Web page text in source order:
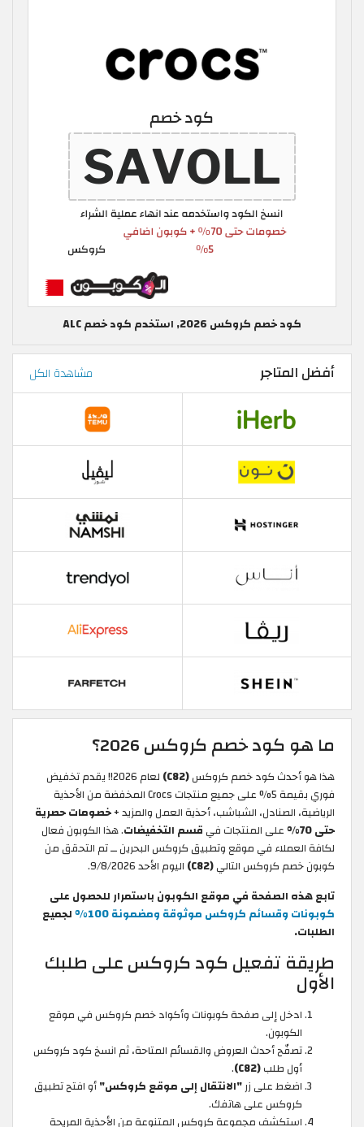
كود خصم كروكس 2026, استخدم كود خصم ALC
أفضل المتاجر مشاهدة الكل
ما هو كود خصم كروكس 2026؟
هذا هو أحدث كود خصم كروكس(C82)
لعام 2026!! يقدم تخفيض
فوري بقيمة 5% على جميع منتجات Crocs المخفضة من الأحذية
الرياضية، الصنادل، الشباشب، أحذية العمل والمزيد +خصومات حصرية
حتى 70%
على المنتجات في قسم التخفيضات. هذا الكوبون فعال
لكافة العملاء في موقع وتطبيق كروكس البحرين ــ تم التحقق من
كوبون خصم كروكس التالي(C82)
اليوم الأحد 9/8/2026.
تابع هذه الصفحة في موقع الكوبون باستمرار للحصول على
كوبونات وقسائم كروكس موثوقة ومضمونة 100%
لجميع
الطلبات.
طريقة تفعيل كود كروكس على طلبك
الأول
ادخل إلى صفحة كوبونات وأكواد خصم كروكس في موقع
الكوبون.
تصفّح أحدث العروض والقسائم المتاحة، ثم انسخ كود كروكس
أول طلب(C82)
.
اضغط على زر"الانتقال إلى موقع كروكس"أو افتح تطبيق
كروكس على هاتفك.
استكشف مجموعة كروكس المتنوعة من الأحذية المريحة